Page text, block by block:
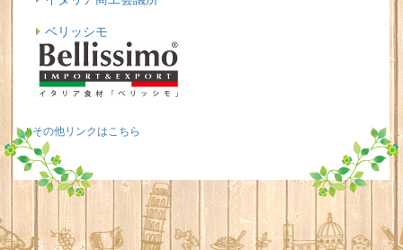
ベリッシモ
その他リンクはこちら